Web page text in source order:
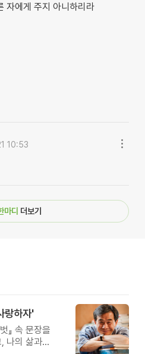
자에게 주지 아니하리라
10:53
마디 더보기
랑하자'
』 속 문장을
나의 삶과